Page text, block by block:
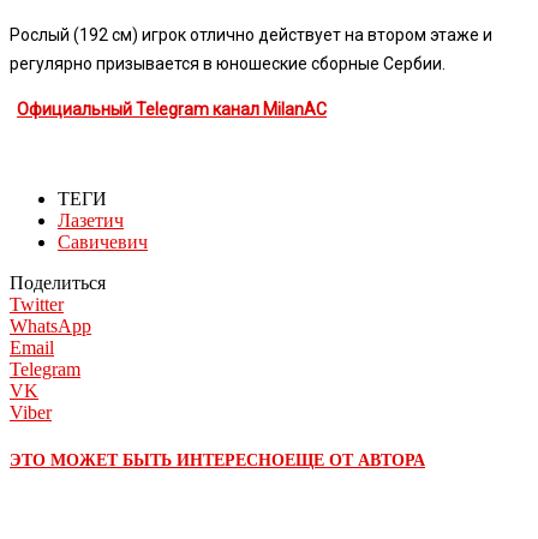
Рослый (192 см) игрок отлично действует на втором этаже и
регулярно призывается в юношеские сборные Сербии.
Официальный Telegram канал MilanAC
ТЕГИ
Лазетич
Савичевич
Поделиться
Twitter
WhatsApp
Email
Telegram
VK
Viber
ЭТО МОЖЕТ БЫТЬ ИНТЕРЕСНОЕЩЕ ОТ АВТОРА